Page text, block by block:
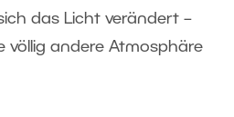
das Licht verändert –
völlig andere Atmosphäre